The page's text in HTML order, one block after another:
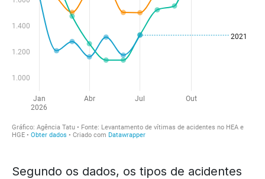
Segundo os dados, os tipos de acidentes